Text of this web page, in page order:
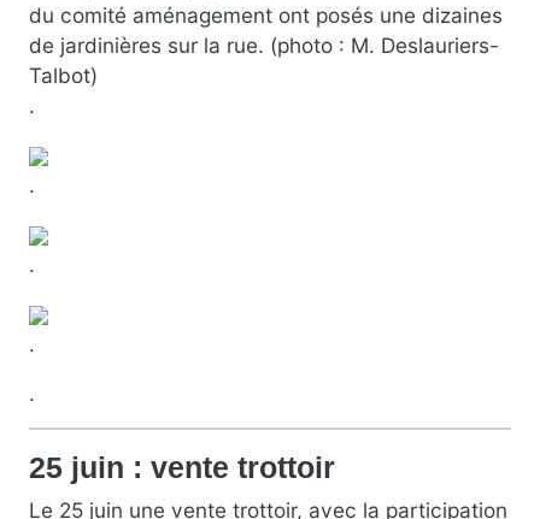
du comité aménagement ont posés une dizaines
de jardinières sur la rue. (photo : M. Deslauriers-
Talbot)
.
.
.
.
.
25 juin : vente trottoir
Le 25 juin une vente trottoir, avec la participation